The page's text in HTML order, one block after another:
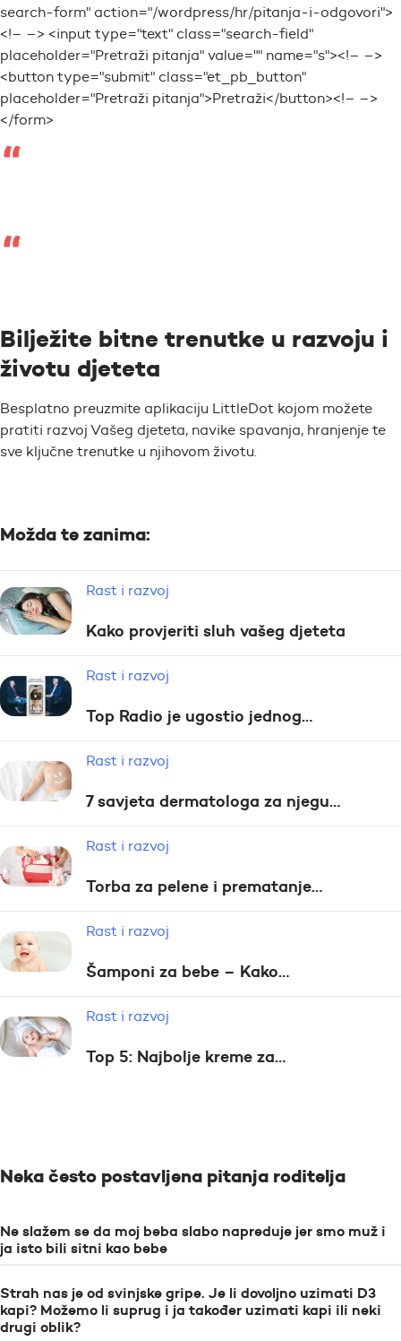
search-form" action="/wordpress/hr/pitanja-i-odgovori">
<!– –> <input type="text" class="search-field"
placeholder="Pretraži pitanja" value="" name="s"><!– –>
<button type="submit" class="et_pb_button"
placeholder="Pretraži pitanja">Pretraži</button><!– –>
</form>
Bilježite bitne trenutke u razvoju i
životu djeteta
Besplatno preuzmite aplikaciju LittleDot kojom možete
pratiti razvoj Vašeg djeteta, navike spavanja, hranjenje te
sve ključne trenutke u njihovom životu.
Možda te zanima:
Rast i razvoj
Kako provjeriti sluh vašeg djeteta
Rast i razvoj
Top Radio je ugostio jednog…
Rast i razvoj
7 savjeta dermatologa za njegu…
Rast i razvoj
Torba za pelene i prematanje…
Rast i razvoj
Šamponi za bebe – Kako…
Rast i razvoj
Top 5: Najbolje kreme za…
Neka često postavljena pitanja roditelja
Ne slažem se da moj beba slabo napreduje jer smo muž i
ja isto bili sitni kao bebe
Strah nas je od svinjske gripe. Je li dovoljno uzimati D3
kapi? Možemo li suprug i ja također uzimati kapi ili neki
drugi oblik?